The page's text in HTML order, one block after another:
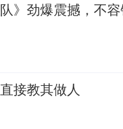
》劲爆震撼，不容
接教其做人